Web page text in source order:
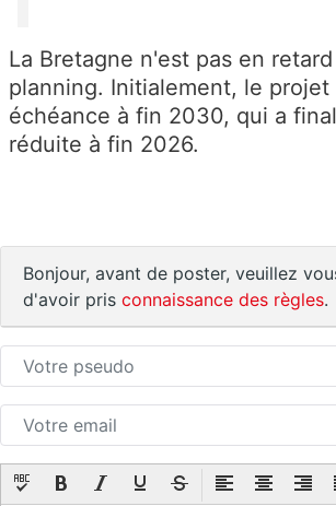
La Bretagne n'est pas en
planning. Initialement, le
échéance à fin 2030, qui a
réduite à fin 2026.
Bonjour, avant de poster, veuillez
d'avoir pris connaissance des règles.